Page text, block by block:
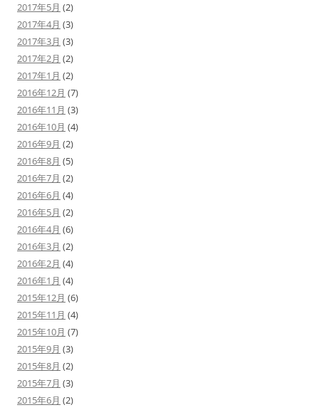
2017年5月 (2)
2017年4月 (3)
2017年3月 (3)
2017年2月 (2)
2017年1月 (2)
2016年12月 (7)
2016年11月 (3)
2016年10月 (4)
2016年9月 (2)
2016年8月 (5)
2016年7月 (2)
2016年6月 (4)
2016年5月 (2)
2016年4月 (6)
2016年3月 (2)
2016年2月 (4)
2016年1月 (4)
2015年12月 (6)
2015年11月 (4)
2015年10月 (7)
2015年9月 (3)
2015年8月 (2)
2015年7月 (3)
2015年6月 (2)